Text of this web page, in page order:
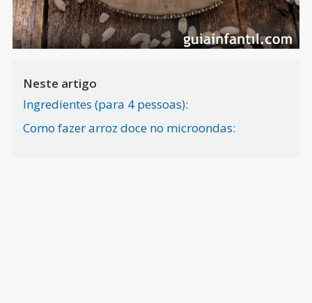
Neste artigo
Ingredientes (para 4 pessoas):
Como fazer arroz doce no microondas: